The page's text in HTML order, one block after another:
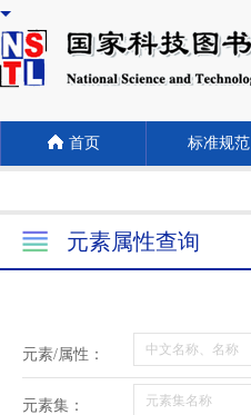
首页 标准规范
元素属性查询
元素/属性：
元素集：